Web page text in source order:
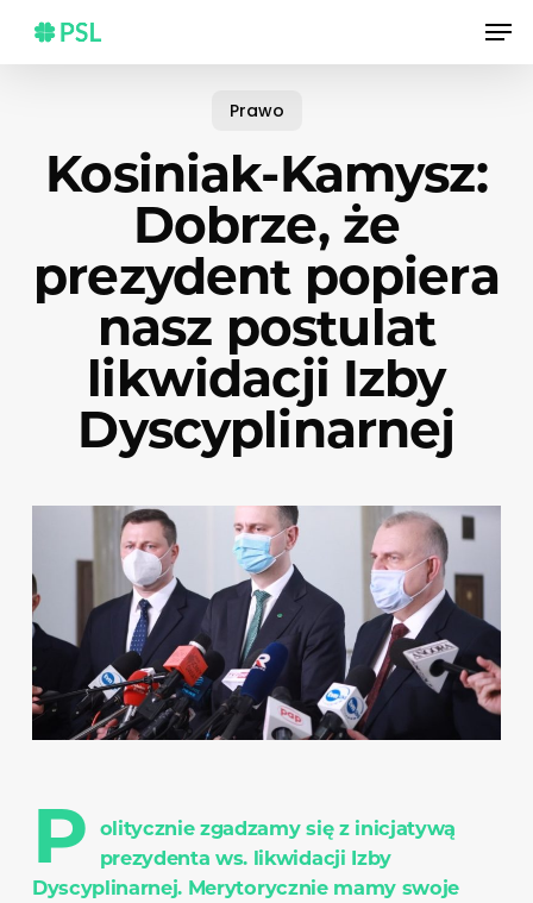
main
Prawo
Kosiniak-Kamysz:
Dobrze, że
prezydent popiera
nasz postulat
likwidacji Izby
Dyscyplinarnej
P olitycznie zgadzamy się z inicjatywą
prezydenta ws. likwidacji Izby
Dyscyplinarnej. Merytorycznie mamy swoje